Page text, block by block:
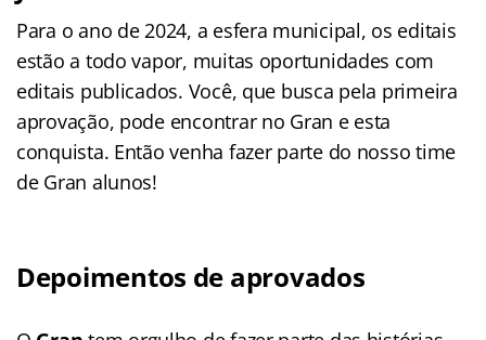
Para o ano de 2024, a esfera municipal, os editais
estão a todo vapor, muitas oportunidades com
editais publicados. Você, que busca pela primeira
aprovação, pode encontrar no Gran e esta
conquista. Então venha fazer parte do nosso time
de Gran alunos!
Depoimentos de aprovados